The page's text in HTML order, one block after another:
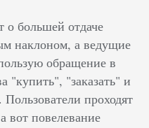
о большей отдаче
наклоном, а ведущие
обращение в
"купить", "заказать" и
проходят
вот повелевание